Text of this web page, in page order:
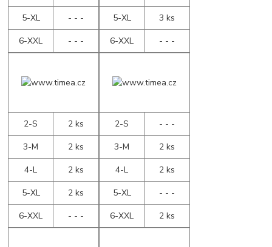
5-XL
- - -
6-XXL
- - -
5-XL
3 ks
6-XXL
- - -
2-S
2 ks
3-M
2 ks
4-L
2 ks
5-XL
2 ks
6-XXL
- - -
2-S
- - -
3-M
2 ks
4-L
2 ks
5-XL
- - -
6-XXL
2 ks